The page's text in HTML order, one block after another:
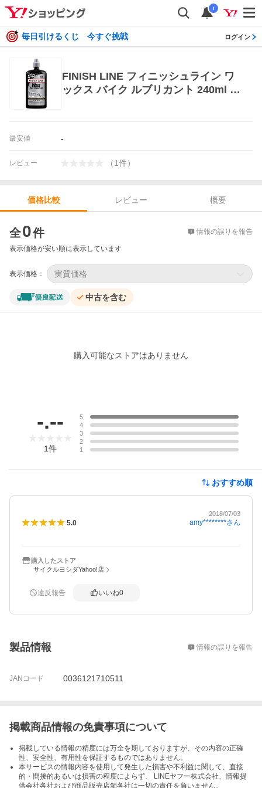
i
毎日引けるくじ 今すぐ挑戦 ログイン
FINISH LINE フィニッシュライン ワ
ックス バイク ルブリカント 240ml ボ
最安値 -
レビュー （1件）
価格比較 レビュー
概要
全0件 情報の誤りを報告
表示価格が安い順に表示しています
表示価格： 実質価格
中古を含む
購入可能なストアはありません
-.--
1件
5
4
3
2
1
おすすめ順
2018/07/03
5.0 amy********さん
購入したストア
サイクルヨシダYahoo!店
違反報告 いいね0
製品情報 情報の誤りを報告
JANコード 0036121710511
掲載商品情報の免責事項について
掲載している情報の精度には万全を期しておりますが、その内容の正確
性、安全性、有用性を保証するものではありません。
本サービスの情報内容を使用して発生した損害や不利益に関して、直接
的・間接的あるいは損害の程度によらず、 LINEヤフー株式会社、情報提
供会社各社および商品販売店舗各社は一切の責任を負いません。